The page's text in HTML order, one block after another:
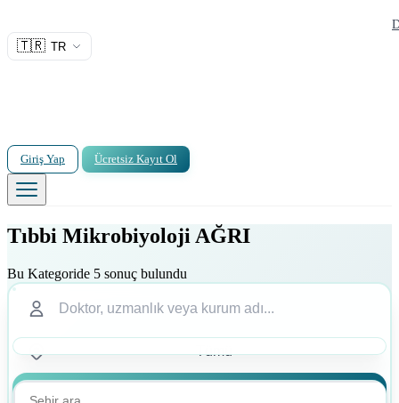
🇹🇷 TR
Giriş Yap Ücretsiz Kayıt Ol
Tıbbi Mikrobiyoloji AĞRI
Bu Kategoride 5 sonuç bulundu